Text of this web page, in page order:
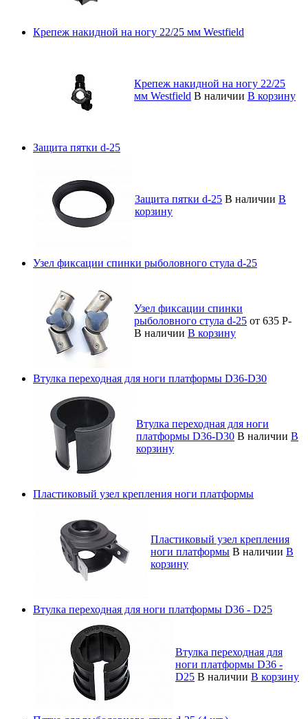
Крепеж накидной на ногу 22/25 мм Westfield
Крепеж накидной на ногу 22/25
мм Westfield В наличии В корзину
Защита пятки d-25
Защита пятки d-25 В наличии В
корзину
Узел фиксации спинки рыболовного стула d-25
Узел фиксации спинки
рыболовного стула d-25 от 635 Р-
В наличии В корзину
Втулка переходная для ноги платформы D36-D30
Втулка переходная для ноги
платформы D36-D30 В наличии В
корзину
Пластиковый узел крепления ноги платформы
Пластиковый узел крепления
ноги платформы В наличии В
корзину
Втулка переходная для ноги платформы D36 - D25
Втулка переходная для
ноги платформы D36 -
D25 В наличии В корзину